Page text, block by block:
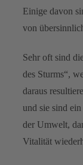
Einige davon
von
Sehr oft sind
des Sturms“,
daraus
und sie sind
der Umwelt,
Vitalität